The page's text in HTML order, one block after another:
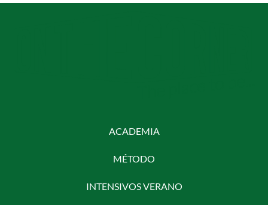
ACADEMIA
MÉTODO
INTENSIVOS VERANO